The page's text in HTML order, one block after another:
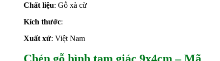
70.000 ₫.
Chất liệu: Gỗ xà cừ
Kích thước:
Xuất xứ: Việt Nam